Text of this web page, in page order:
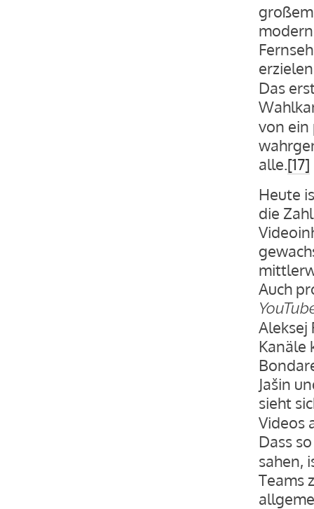
Das
von ein
alle.[17]
Heute
die
Auch
Aleksej
Kanäle
Jašin
sieht
Videos
Dass
sahen,
Teams